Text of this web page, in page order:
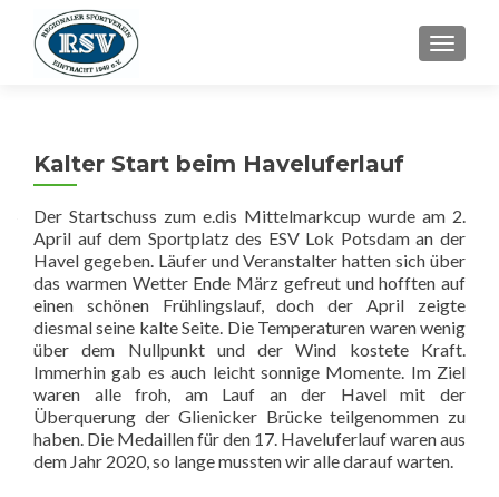
Kalter Start beim Haveluferlauf
Der Startschuss zum e.dis Mittelmarkcup wurde am 2.
April auf dem Sportplatz des ESV Lok Potsdam an der
Havel gegeben. Läufer und Veranstalter hatten sich über
das warmen Wetter Ende März gefreut und hofften auf
einen schönen Frühlingslauf, doch der April zeigte
diesmal seine kalte Seite. Die Temperaturen waren wenig
über dem Nullpunkt und der Wind kostete Kraft.
Immerhin gab es auch leicht sonnige Momente. Im Ziel
waren alle froh, am Lauf an der Havel mit der
Überquerung der Glienicker Brücke teilgenommen zu
haben. Die Medaillen für den 17. Haveluferlauf waren aus
dem Jahr 2020, so lange mussten wir alle darauf warten.